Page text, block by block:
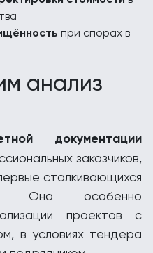
при спорах в
анализ
документации
заказчиков,
сталкивающихся
Она особенно
проектов с
в условиях тендера